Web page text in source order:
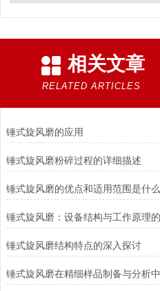
相关文章
RELATED ARTICLES
锤式旋风磨的应用
锤式旋风磨粉碎过程的详细描述
锤式旋风磨的优点和适用范围是什么
锤式旋风磨结构特点的深入探讨